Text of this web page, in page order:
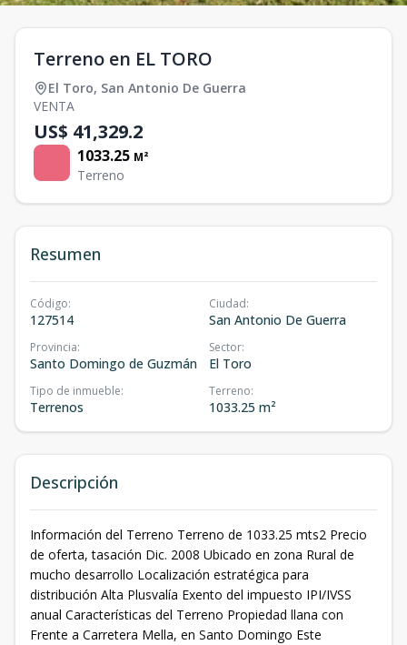
Terreno en EL TORO
El Toro, San Antonio De Guerra
VENTA
US$ 41,329.2
1033.25 M²
Terreno
Resumen
Código:
127514
Ciudad:
San Antonio De Guerra
Provincia:
Santo Domingo de Guzmán
Sector:
El Toro
Tipo de inmueble:
Terrenos
Terreno:
1033.25 m²
Descripción
Información del Terreno Terreno de 1033.25 mts2 Precio
de oferta, tasación Dic. 2008 Ubicado en zona Rural de
mucho desarrollo Localización estratégica para
distribución Alta Plusvalía Exento del impuesto IPI/IVSS
anual Características del Terreno Propiedad llana con
Frente a Carretera Mella, en Santo Domingo Este